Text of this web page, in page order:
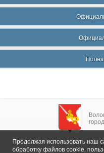
Продолжая использовать наш
обработку файлов cookie,